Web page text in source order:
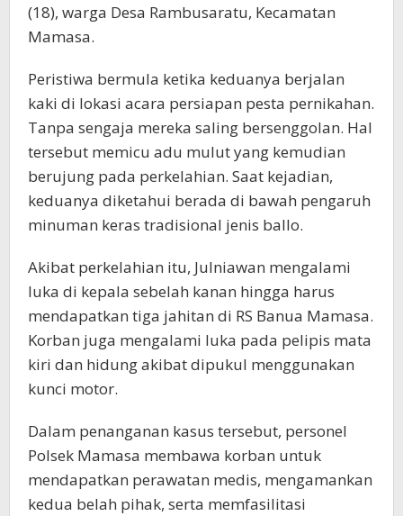
(18), warga Desa Rambusaratu, Kecamatan
Mamasa.
Peristiwa bermula ketika keduanya berjalan
kaki di lokasi acara persiapan pesta pernikahan.
Tanpa sengaja mereka saling bersenggolan. Hal
tersebut memicu adu mulut yang kemudian
berujung pada perkelahian. Saat kejadian,
keduanya diketahui berada di bawah pengaruh
minuman keras tradisional jenis ballo.
Akibat perkelahian itu, Julniawan mengalami
luka di kepala sebelah kanan hingga harus
mendapatkan tiga jahitan di RS Banua Mamasa.
Korban juga mengalami luka pada pelipis mata
kiri dan hidung akibat dipukul menggunakan
kunci motor.
Dalam penanganan kasus tersebut, personel
Polsek Mamasa membawa korban untuk
mendapatkan perawatan medis, mengamankan
kedua belah pihak, serta memfasilitasi